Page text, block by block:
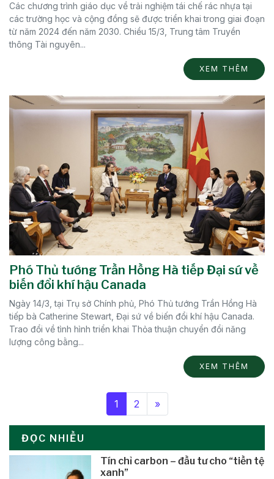
Các chương trình giáo dục về trải nghiệm tái chế rác nhựa tại
các trường học và cộng đồng sẽ được triển khai trong giai đoạn
từ năm 2024 đến năm 2030. Chiều 15/3, Trung tâm Truyền
thông Tài nguyên...
XEM THÊM
Phó Thủ tướng Trần Hồng Hà tiếp Đại sứ về
biến đổi khí hậu Canada
Ngày 14/3, tại Trụ sở Chính phủ, Phó Thủ tướng Trần Hồng Hà
tiếp bà Catherine Stewart, Đại sứ về biến đổi khí hậu Canada.
Trao đổi về tình hình triển khai Thỏa thuận chuyển đổi năng
lượng công bằng...
XEM THÊM
1 2 »
ĐỌC NHIỀU
Tín chỉ carbon – đầu tư cho “tiền tệ
xanh”